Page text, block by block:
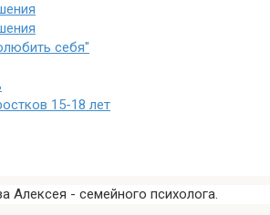
себя"
15-18 лет
Алексея - семейного психолога.